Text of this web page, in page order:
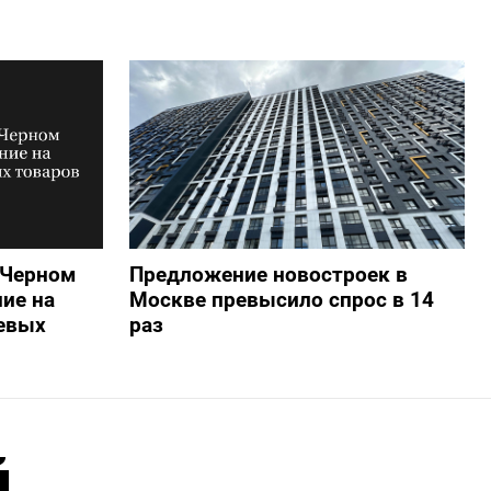
на
Предложение новостроек в
Москве превысило спрос в 14
раз